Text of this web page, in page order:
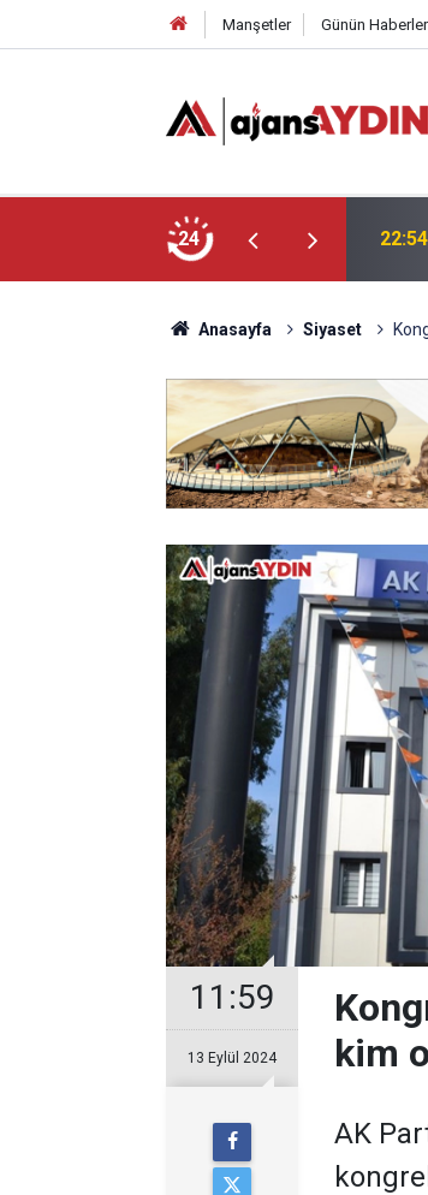
Manşetler Günün
24 18:45
Anasayfa Siyaset
11:59
13 Eylül 2024
kim
AK